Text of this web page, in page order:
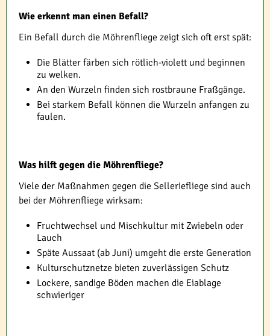
Wie erkennt man einen Befall?
Ein Befall durch die Möhrenfliege zeigt sich oft erst spät:
Die Blätter färben sich rötlich-violett und beginnen
zu welken.
An den Wurzeln finden sich rostbraune Fraßgänge.
Bei starkem Befall können die Wurzeln anfangen zu
faulen.
Was hilft gegen die Möhrenfliege?
Viele der Maßnahmen gegen die Selleriefliege sind auch
bei der Möhrenfliege wirksam:
Fruchtwechsel und Mischkultur mit Zwiebeln oder
Lauch
Späte Aussaat (ab Juni) umgeht die erste Generation
Kulturschutznetze bieten zuverlässigen Schutz
Lockere, sandige Böden machen die Eiablage
schwieriger